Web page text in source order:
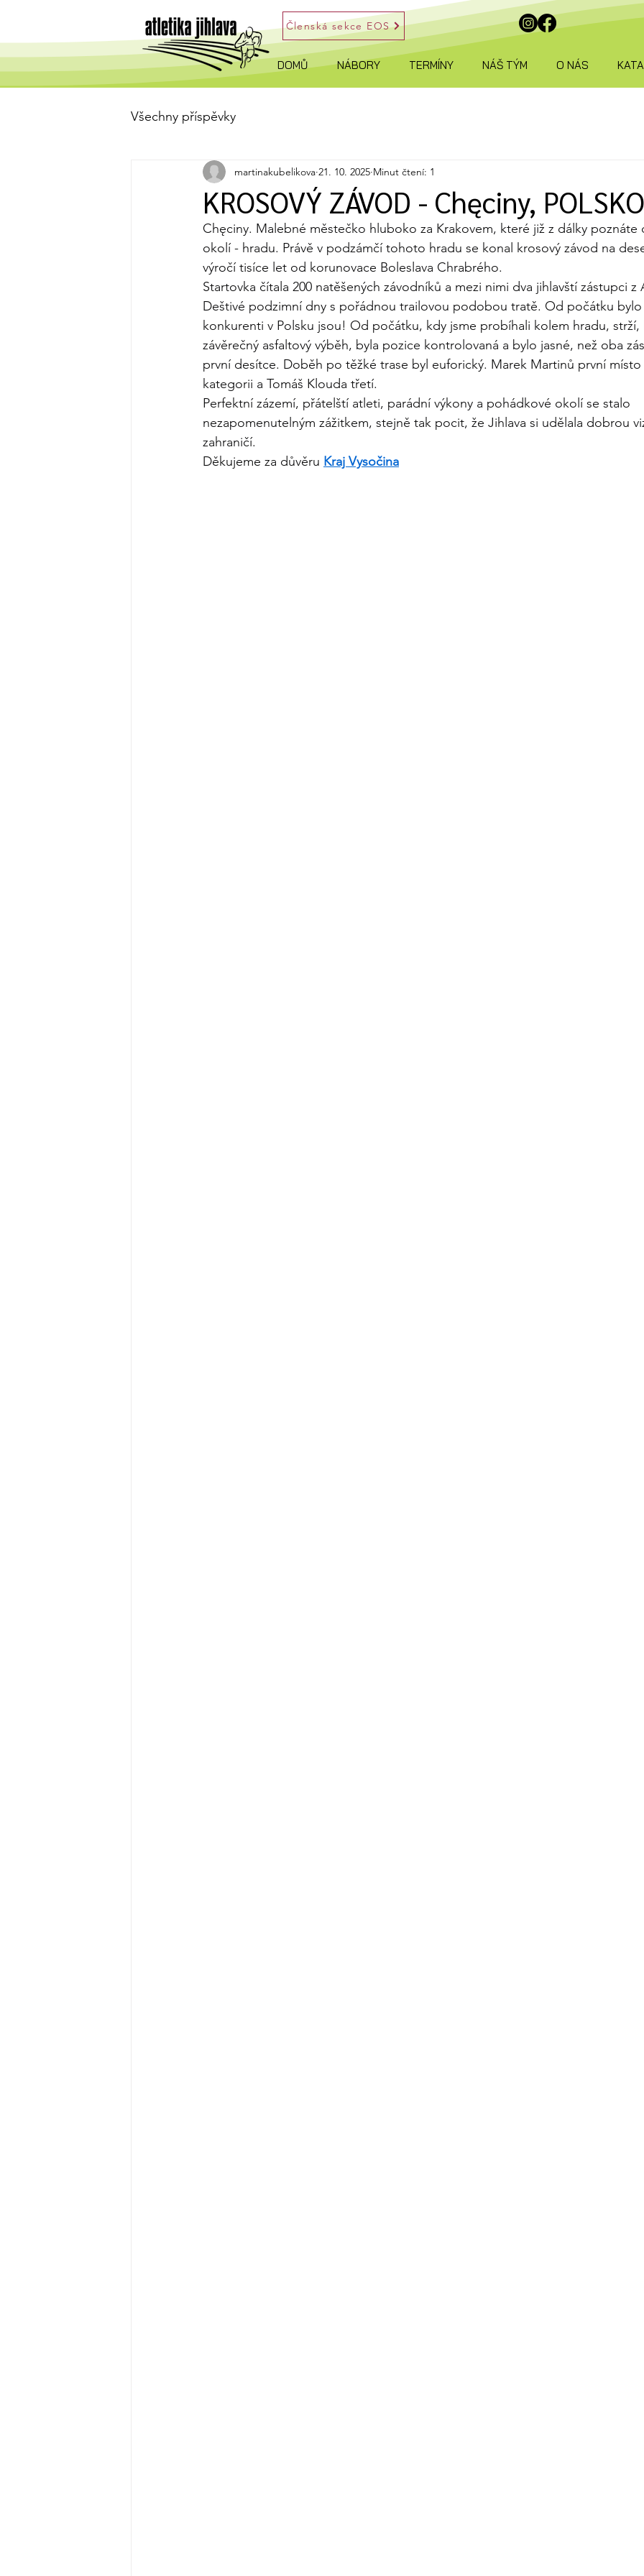
DOMŮ NÁBORY TERMÍNY NÁŠ TÝM O NÁS
Členská sekce EOS
Všechny příspěvky
KROSOVÝ ZÁVOD - Chęciny, POLSKO
martinakubelikova 21. 10. 2025 Minut čtení: 1
Chęciny. Malebné městečko hluboko za Krakovem, které již z dálky poznáte
okolí - hradu. Právě v podzámčí tohoto hradu se konal krosový závod na
výročí tisíce let od korunovace Boleslava Chrabrého.
Startovka čítala 200 natěšených závodníků a mezi nimi dva jihlavští zástupci z
Deštivé podzimní dny s pořádnou trailovou podobou tratě. Od počátku bylo
konkurenti v Polsku jsou! Od počátku, kdy jsme probíhali kolem hradu, strží,
závěrečný asfaltový výběh, byla pozice kontrolovaná a bylo jasné, než oba
první desítce. Doběh po těžké trase byl euforický. Marek Martinů první místo
kategorii a Tomáš Klouda třetí.
Perfektní zázemí, přátelští atleti, parádní výkony a pohádkové okolí se stalo
nezapomenutelným zážitkem, stejně tak pocit, že Jihlava si udělala dobrou
zahraničí.
Děkujeme za důvěru Kraj Vysočina